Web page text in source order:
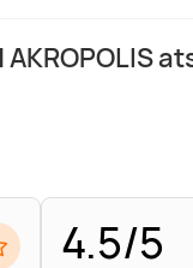
4.5/5